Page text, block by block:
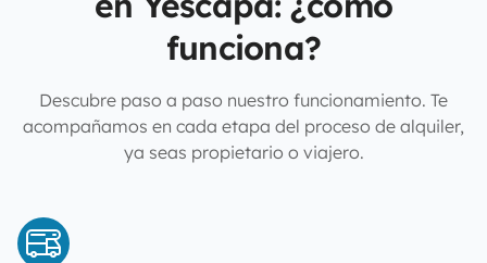
funciona?
Descubre paso a paso nuestro funcionamiento. Te
acompañamos en cada etapa del proceso de alquiler,
ya seas propietario o viajero.